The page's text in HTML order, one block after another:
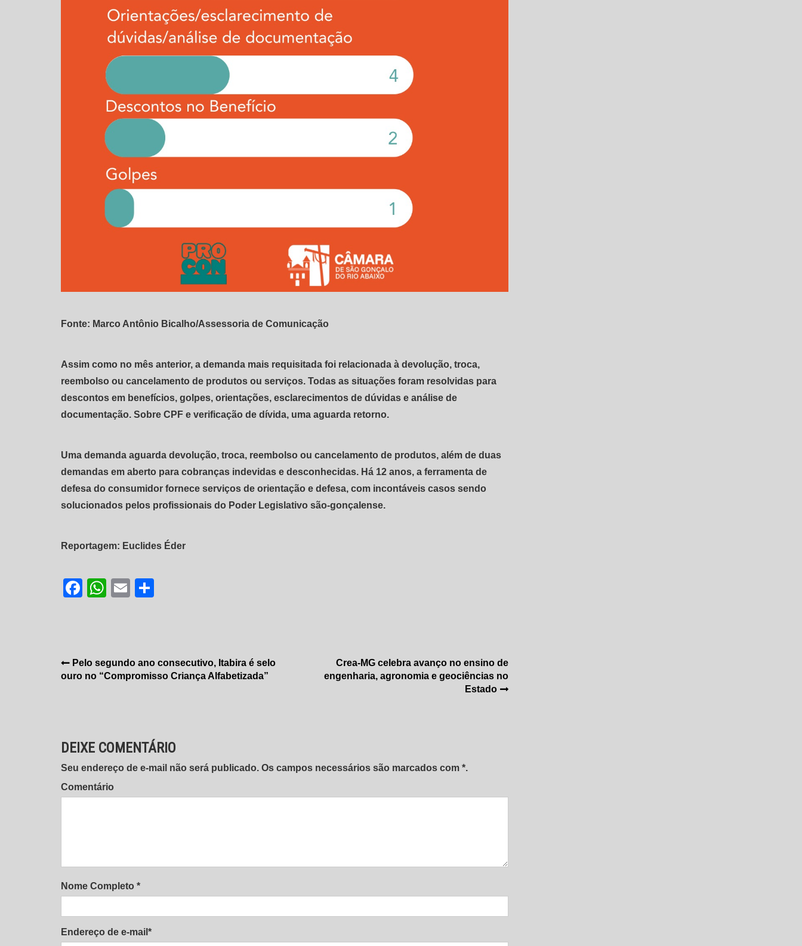
Fonte: Marco Antônio Bicalho/Assessoria de Comunicação
Assim como no mês anterior, a demanda mais requisitada foi relacionada à devolução, troca,
reembolso ou cancelamento de produtos ou serviços. Todas as situações foram resolvidas para
descontos em benefícios, golpes, orientações, esclarecimentos de dúvidas e análise de
documentação. Sobre CPF e verificação de dívida, uma aguarda retorno.
Uma demanda aguarda devolução, troca, reembolso ou cancelamento de produtos, além de duas
demandas em aberto para cobranças indevidas e desconhecidas. Há 12 anos, a ferramenta de
defesa do consumidor fornece serviços de orientação e defesa, com incontáveis casos sendo
solucionados pelos profissionais do Poder Legislativo são-gonçalense.
Reportagem: Euclides Éder
Facebook
WhatsApp
Email
Navegação
de
Pelo segundo ano consecutivo, Itabira é selo
ouro no “Compromisso Criança Alfabetizada”
Crea-MG celebra avanço no ensino de
engenharia, agronomia e geociências no
Estado
DEIXE COMENTÁRIO
Seu endereço de e-mail não será publicado. Os campos necessários são marcados com *.
Comentário
Nome Completo *
Endereço de e-mail*